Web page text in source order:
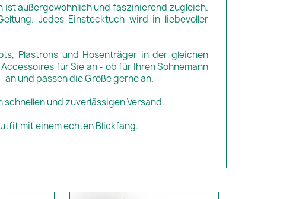
ist außergewöhnlich und faszinierend zugleich.
Jedes Einstecktuch wird in liebevoller
Plastrons und Hosenträger in der gleichen
für Sie an - ob für Ihren Sohnemann
und passen die Größe gerne an.
und zuverlässigen Versand.
mit einem echten Blickfang.